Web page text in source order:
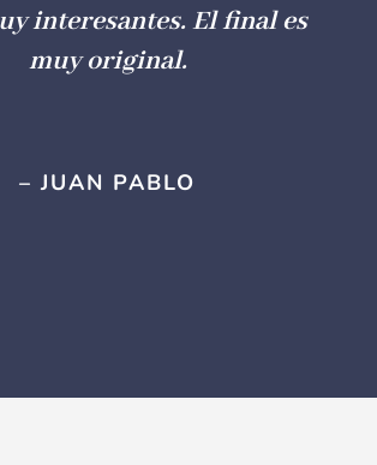
interesantes. El final es
muy original.
– JUAN PABLO